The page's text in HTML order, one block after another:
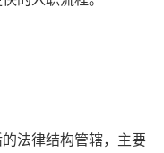
法律结构管辖，主要